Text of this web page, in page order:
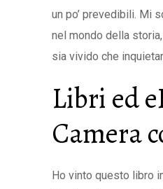
un po’ prevedibili. Mi
nel mondo della
sia vivido che
Libri ed
Camera
Ho vinto questo libro